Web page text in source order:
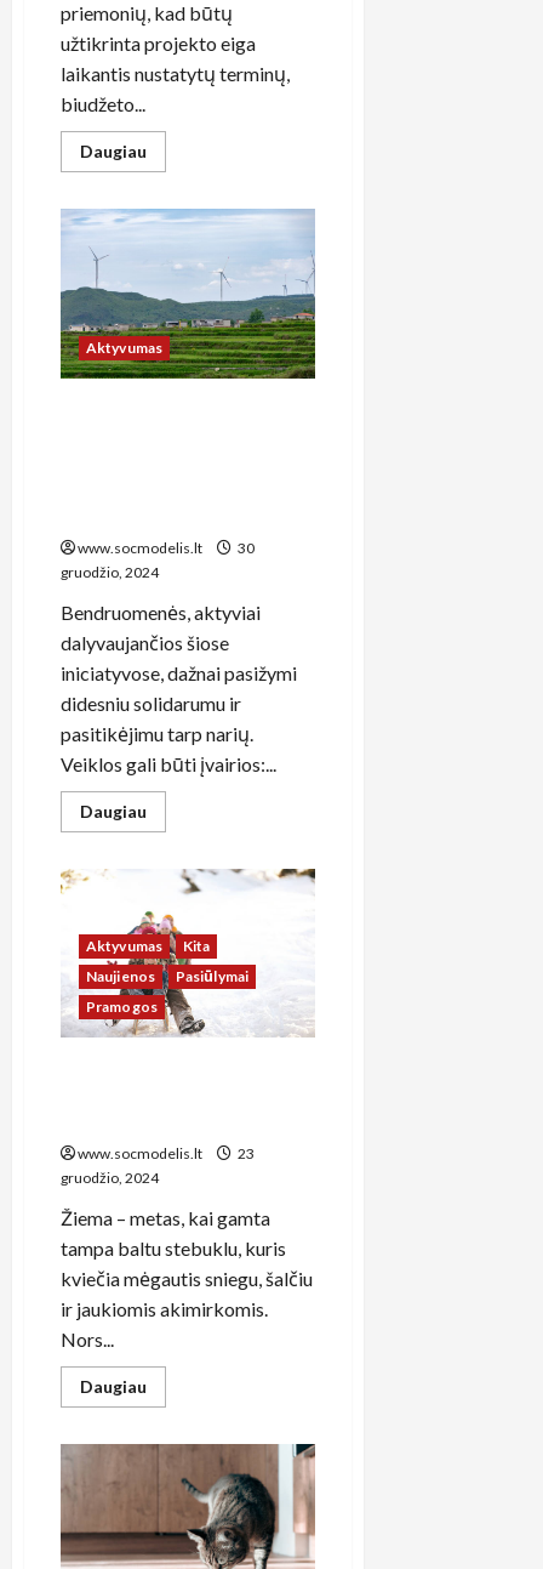
priemonių, kad būtų
užtikrinta projekto eiga
laikantis nustatytų terminų,
biudžeto...
Daugiau
more
esminių
įgyti
aukštos
efektyvumo
asmeninių
projektų
valdymo
įgūdžių
Aktyvumas
www.socmodelis.lt
30
gruodžio, 2024
Bendruomenės, aktyviai
dalyvaujančios šiose
iniciatyvose, dažnai pasižymi
didesniu solidarumu ir
pasitikėjimu tarp narių.
Veiklos gali būti įvairios:...
Daugiau
more
horizontai
tvarių
bendruomeninių
iniciatyvų
kūrimo
strategijoms
aplinkosaugai
ir
socialinei
integracijai
Aktyvumas
Kita
Naujienos
Pasiūlymai
Pramogos
www.socmodelis.lt
23
gruodžio, 2024
Žiema – metas, kai gamta
tampa baltu stebuklu, kuris
kviečia mėgautis sniegu, šalčiu
ir jaukiomis akimirkomis.
Nors...
Daugiau
more
pramogos:
smagiai
praleisti
sezoną